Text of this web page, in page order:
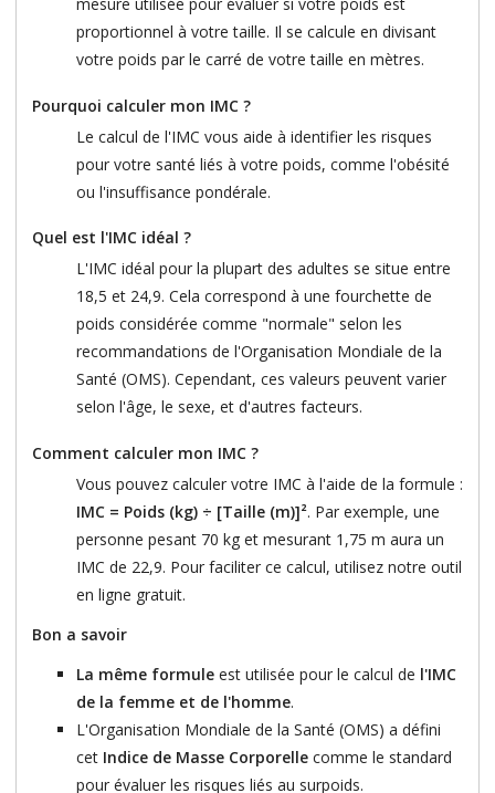
proportionnel à votre taille. Il se calcule en divisant
votre poids par le carré de votre taille en mètres.
Pourquoi calculer mon IMC ?
Le calcul de l'IMC vous aide à identifier les risques
pour votre santé liés à votre poids, comme l'obésité
ou l'insuffisance pondérale.
Quel est l'IMC idéal ?
L'IMC idéal pour la plupart des adultes se situe entre
18,5 et 24,9. Cela correspond à une fourchette de
poids considérée comme "normale" selon les
recommandations de l'Organisation Mondiale de la
Santé (OMS). Cependant, ces valeurs peuvent varier
selon l'âge, le sexe, et d'autres facteurs.
Comment calculer mon IMC ?
Vous pouvez calculer votre IMC à l'aide de la formule :
IMC = Poids (kg) ÷ [Taille (m)]². Par exemple, une
personne pesant 70 kg et mesurant 1,75 m aura un
IMC de 22,9. Pour faciliter ce calcul, utilisez notre outil
en ligne gratuit.
Bon a savoir
La même formule est utilisée pour le calcul de l'IMC
de la femme et de l'homme.
L'Organisation Mondiale de la Santé (OMS) a défini
cet Indice de Masse Corporelle comme le standard
pour évaluer les risques liés au surpoids.